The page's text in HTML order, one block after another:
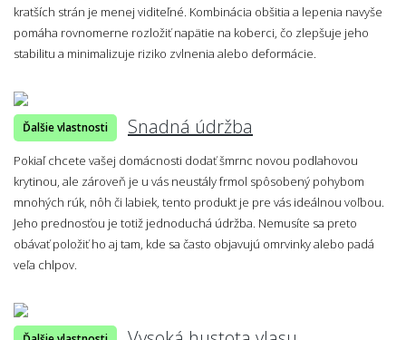
kratších strán je menej viditeľné. Kombinácia obšitia a lepenia navyše
pomáha rovnomerne rozložiť napätie na koberci, čo zlepšuje jeho
stabilitu a minimalizuje riziko zvlnenia alebo deformácie.
Ďalšie vlastnosti Snadná údržba
Pokiaľ chcete vašej domácnosti dodať šmrnc novou podlahovou
krytinou, ale zároveň je u vás neustály frmol spôsobený pohybom
mnohých rúk, nôh či labiek, tento produkt je pre vás ideálnou voľbou.
Jeho prednosťou je totiž jednoduchá údržba. Nemusíte sa preto
obávať položiť ho aj tam, kde sa často objavujú omrvinky alebo padá
veľa chlpov.